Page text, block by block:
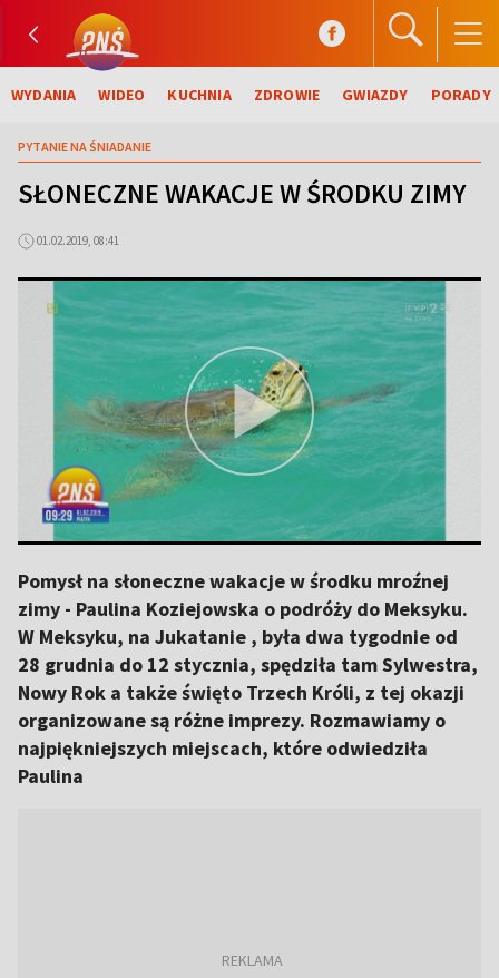
WYDANIA WIDEO KUCHNIA ZDROWIE GWIAZDY PORADY
PYTANIE NA ŚNIADANIE
SŁONECZNE WAKACJE W ŚRODKU ZIMY
01.02.2019, 08:41
Pomysł na słoneczne wakacje w środku mroźnej
zimy - Paulina Koziejowska o podróży do Meksyku.
W Meksyku, na Jukatanie , była dwa tygodnie od
28 grudnia do 12 stycznia, spędziła tam Sylwestra,
Nowy Rok a także święto Trzech Króli, z tej okazji
organizowane są różne imprezy. Rozmawiamy o
najpiękniejszych miejscach, które odwiedziła
Paulina